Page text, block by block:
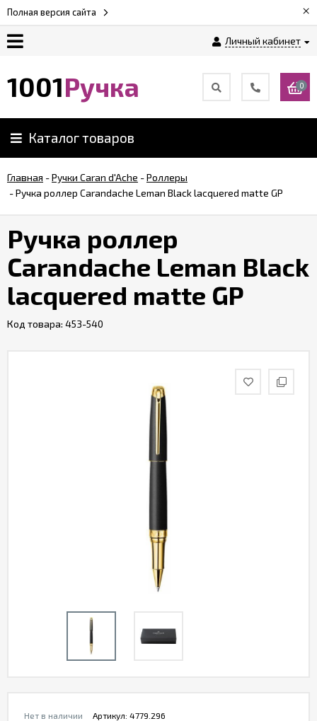
Полная версия сайта ×
Личный кабинет
Возврат
Обзоры
ручек
Контакты
1001Ручка 0
Каталог товаров
Главная -Ручки Caran d'Ache -Роллеры
-Ручка роллер Carandache Leman Black lacquered matte GP
Ручка роллер
Carandache Leman Black
lacquered matte GP
Код товара: 453-540
Артикул: 4779.296
Нет в наличии